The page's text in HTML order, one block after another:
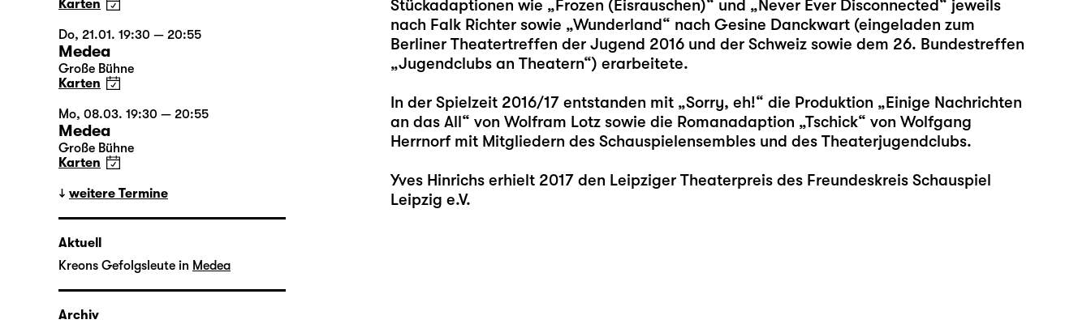
Stückadaptionen wie „Frozen (Eisrauschen)“ und „Never Ever Disconnected“ jeweils
nach Falk Richter sowie „Wunderland“ nach Gesine Danckwart (eingeladen zum
Berliner Theatertreffen der Jugend 2016 und der Schweiz sowie dem 26. Bundestreffen
„Jugendclubs an Theatern“) erarbeitete.
In der Spielzeit 2016/17 entstanden mit „Sorry, eh!“ die Produktion „Einige Nachrichten
an das All“ von Wolfram Lotz sowie die Romanadaption „Tschick“ von Wolfgang
Herrnorf mit Mitgliedern des Schauspielensembles und des Theaterjugendclubs.
Yves Hinrichs erhielt 2017 den Leipziger Theaterpreis des Freundeskreis Schauspiel
Leipzig e.V.
Karten
Do, 21.01. 19:30 — 20:55
Medea
Große Bühne
Karten
Mo, 08.03. 19:30 — 20:55
Medea
Große Bühne
Karten
weitere Termine
Aktuell
Kreons Gefolgsleute in Medea
Archiv